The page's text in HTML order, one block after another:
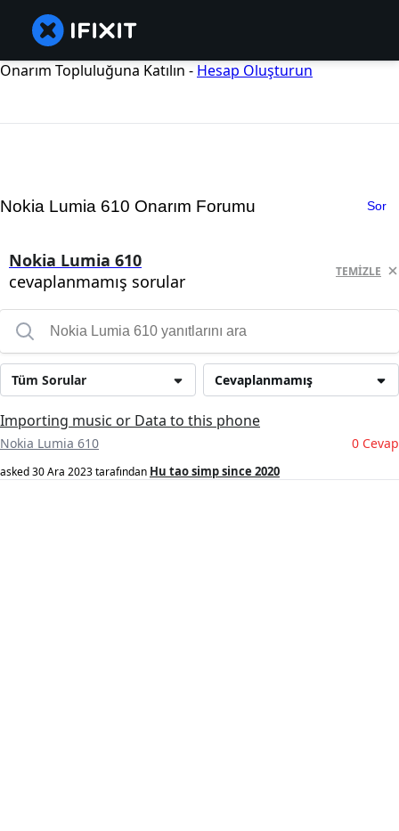
Onarım Topluluğuna Katılın - Hesap Oluşturun
Nokia Lumia 610 Onarım Forumu Sor
Nokia Lumia 610
cevaplanmamış sorular
TEMIZLE
Cevaplanmamış
Tüm Sorular
Importing music or Data to this phone
Nokia Lumia 610 0 Cevap
asked30 Ara 2023tarafından Hu tao simp since 2020